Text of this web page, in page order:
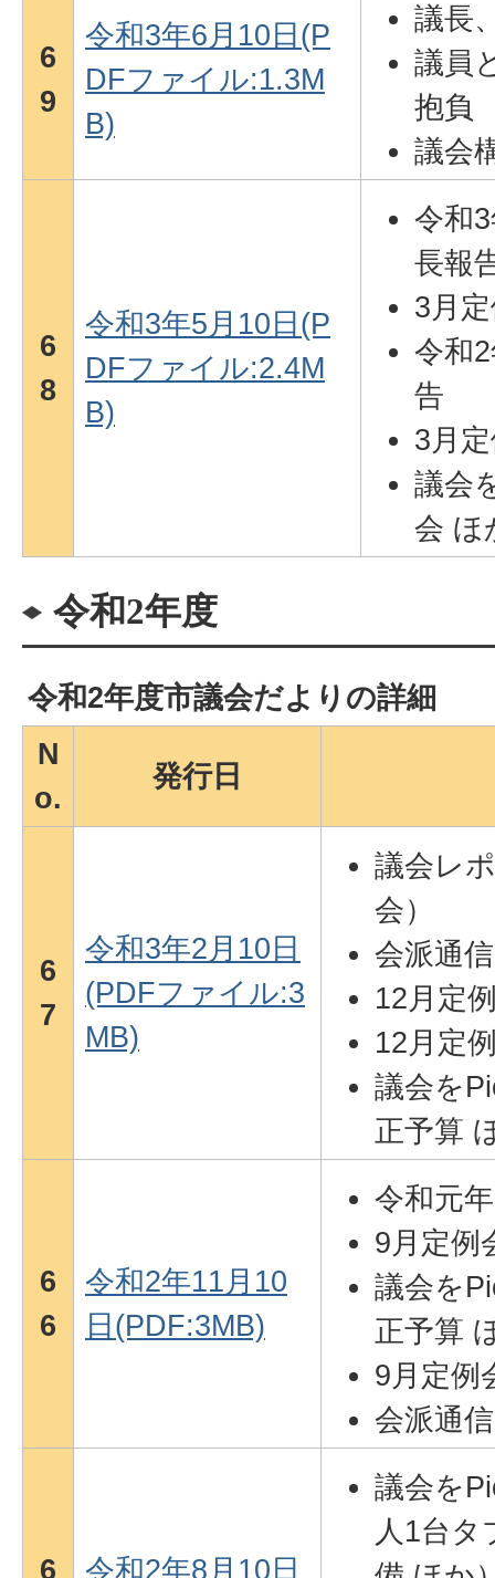
6
9
令和3年6月10日(P
DFファイル:1.3M
B)
議長
議員
抱負
議会
6
8
令和3年5月10日(P
DFファイル:2.4M
B)
令和
長報
3月
令和
告
3月
議会
会 ほ
令和2年度
令和2年度市議会だよりの詳細
N
o.
発行日
6
7
令和3年2月10日
(PDFファイル:3
MB)
議会レ
会）
会派通
12月定
12月定
議会を
正予算
6
6
令和2年11月10
日(PDF:3MB)
令和元
9月定例
議会を
正予算
9月定例
会派通
6 令和2年8月10日
議会を
人1台